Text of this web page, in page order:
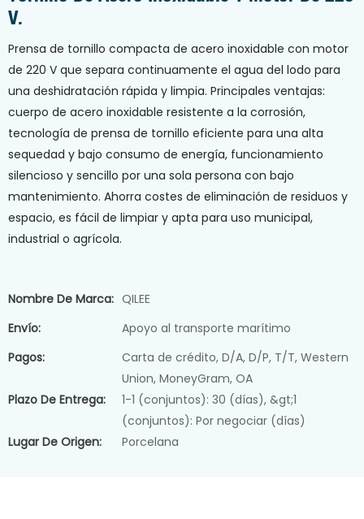
V.
Prensa de tornillo compacta de acero inoxidable con motor
de 220 V que separa continuamente el agua del lodo para
una deshidratación rápida y limpia. Principales ventajas:
cuerpo de acero inoxidable resistente a la corrosión,
tecnología de prensa de tornillo eficiente para una alta
sequedad y bajo consumo de energía, funcionamiento
silencioso y sencillo por una sola persona con bajo
mantenimiento. Ahorra costes de eliminación de residuos y
espacio, es fácil de limpiar y apta para uso municipal,
industrial o agrícola.
Nombre De Marca: QILEE
Envío:
Apoyo al transporte marítimo
Pagos:
Carta de crédito, D/A, D/P, T/T, Western
Union, MoneyGram, OA
Plazo De Entrega:
1-1 (conjuntos): 30 (días), &gt;1
(conjuntos): Por negociar (días)
Lugar De Origen:
Porcelana